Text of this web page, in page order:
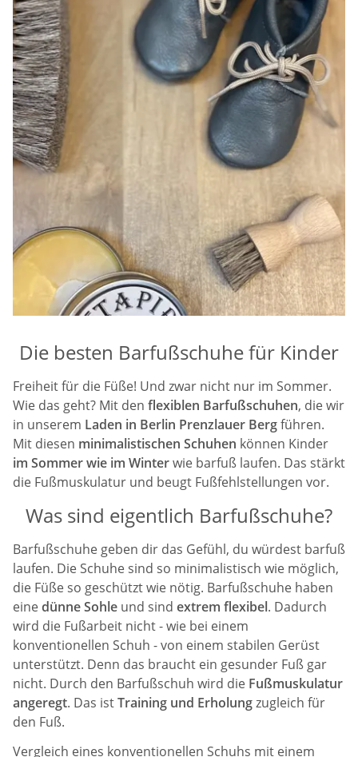
Die besten Barfußschuhe für Kinder
Freiheit für die Füße! Und zwar nicht nur im Sommer.
Wie das geht? Mit den flexiblen Barfußschuhen, die wir
in unserem Laden in Berlin Prenzlauer Bergführen.
Mit diesen minimalistischen Schuhen können Kinder
im Sommer wie im Winterwie barfuß laufen. Das stärkt
die Fußmuskulatur und beugt Fußfehlstellungen vor.
Was sind eigentlich Barfußschuhe?
Barfußschuhe geben dir das Gefühl, du würdest barfuß
laufen. Die Schuhe sind so minimalistisch wie möglich,
die Füße so geschützt wie nötig. Barfußschuhe haben
einedünne Sohle und sind extrem flexibel. Dadurch
wird die Fußarbeit nicht - wie bei einem
konventionellen Schuh - von einem stabilen Gerüst
unterstützt. Denn das braucht ein gesunder Fuß gar
nicht. Durch den Barfußschuh wird die Fußmuskulatur
angeregt. Das istTraining und Erholungzugleich für
den Fuß.
Vergleich eines konventionellen Schuhs mit einem